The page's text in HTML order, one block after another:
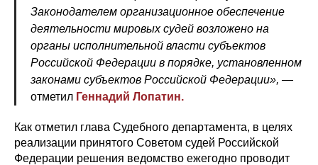
Законодателем организационное обеспечение
деятельности мировых судей возложено на
органы исполнительной власти субъектов
Российской Федерации в порядке, установленном
законами субъектов Российской Федерации», —
отметил Геннадий Лопатин.
Как отметил глава Судебного департамента, в целях
реализации принятого Советом судей Российской
Федерации решения ведомство ежегодно проводит